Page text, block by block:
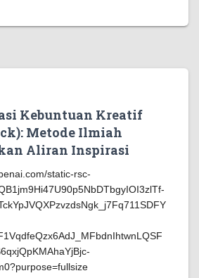
Kebuntuan Kreatif
Metode Ilmiah
Aliran Inspirasi